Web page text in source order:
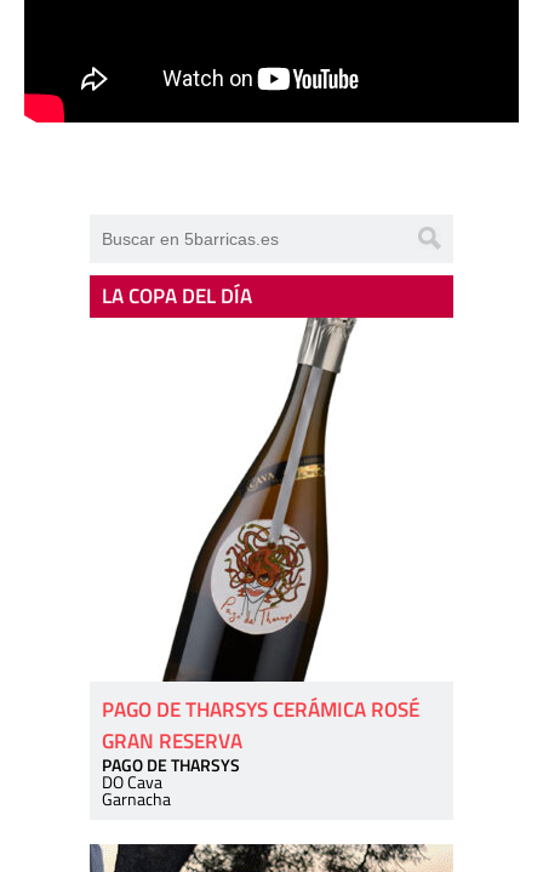
LA COPA DEL DÍA
PAGO DE THARSYS CERÁMICA ROSÉ
GRAN RESERVA
PAGO DE THARSYS
DO Cava
Garnacha